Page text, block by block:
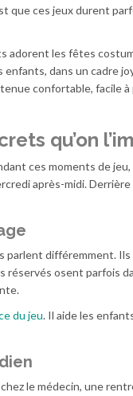
que ces jeux durent
adorent les fêtes
enfants, dans un cadre
confortable, facile
qu’on
ces moments de
après-midi.
parlent différemment.
osent parfois
du jeu. Il aide les
le médecin, une